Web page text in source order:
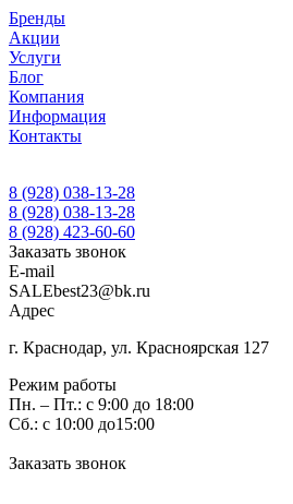
Бренды
Акции
Услуги
Блог
Компания
Информация
Контакты
8 (928) 038-13-28
8 (928) 038-13-28
8 (928) 423-60-60
Заказать звонок
E-mail
SALEbest23@bk.ru
Адрес
г. Краснодар, ул. Красноярская 127
Режим работы
Пн. – Пт.: с 9:00 до 18:00
Сб.: с 10:00 до15:00
Заказать звонок